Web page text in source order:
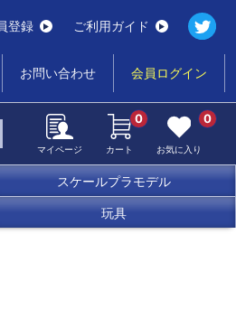
登録 ご利用ガイド
お問い合わせ 会員ログイン
マイページ カート
0
お気に入り
0
スケールプラモデル
玩具